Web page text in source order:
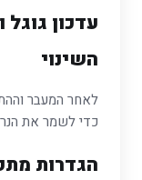
עדכון
השינוי
לאחר המעבר
כדי לשמר את